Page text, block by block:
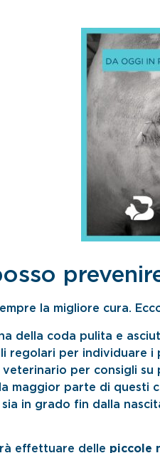
la migliore cura.
della coda pulita e
regolari per individuare i
per consigli
maggior parte di questi
in grado fin dalla
effettuare delle piccole